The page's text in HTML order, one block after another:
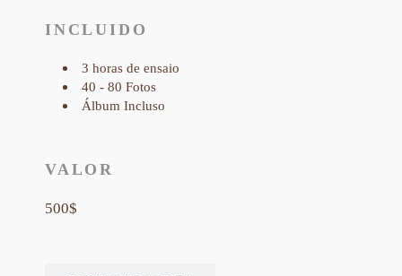
INCLUIDO
3 horas de ensaio
40 - 80 Fotos
Álbum Incluso
VALOR
500$